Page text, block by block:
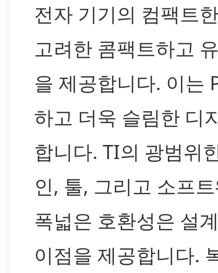
전자 기기의 컴팩트
고려한 콤팩트하고
을 제공합니다. 이는
하고 더욱 슬림한 디
합니다. TI의 광범위
인, 툴, 그리고 소프
폭넓은 호환성은 설
이점을 제공합니다.